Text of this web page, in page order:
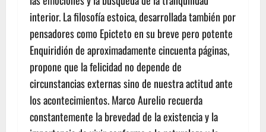
interior. La filosofía estoica, desarrollada también por
pensadores como Epicteto en su breve pero potente
Enquiridión de aproximadamente cincuenta páginas,
propone que la felicidad no depende de
circunstancias externas sino de nuestra actitud ante
los acontecimientos. Marco Aurelio recuerda
constantemente la brevedad de la existencia y la